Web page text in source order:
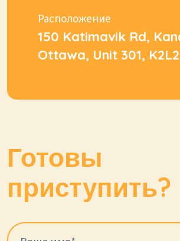
Расположение
150 Katimavik Rd,
Ottawa, Unit 301,
Готовы
приступить?